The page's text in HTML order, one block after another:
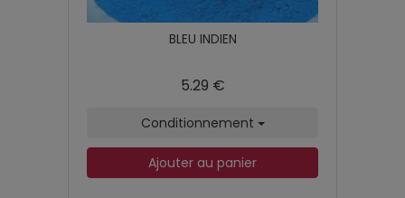
BLEU INDIEN
5.29 €
Conditionnement
Ajouter au panier